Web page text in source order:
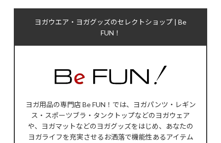
ヨガウエア・ヨガグッズのセレクトショップ | Be
FUN！
ヨガ用品の専門店 Be FUN！では、ヨガパンツ・レギン
ス・スポーツブラ・タンクトップなどのヨガウェア
や、ヨガマットなどのヨガグッズをはじめ、あなたの
ヨガライフを充実させるお洒落で機能性あるアイテム